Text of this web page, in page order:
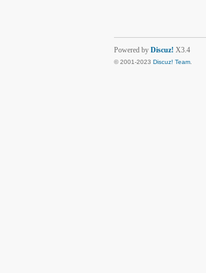
Powered by Discuz! X3.4
© 2001-2023 Discuz! Team